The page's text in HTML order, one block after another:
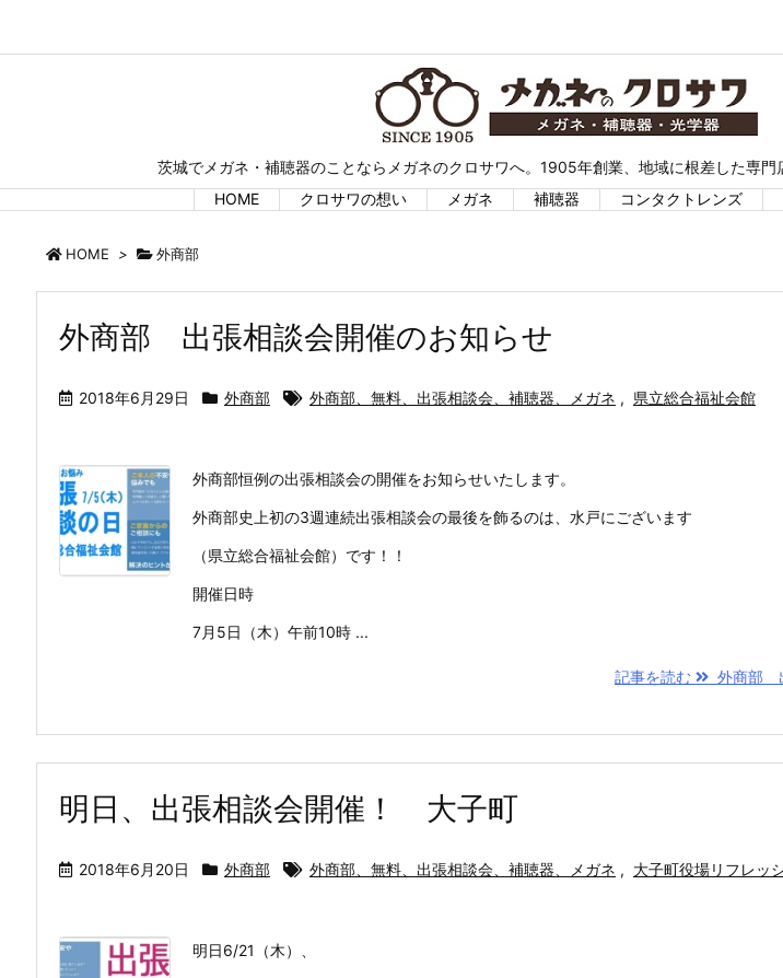
茨城でメガネ・補聴器のことならメガネのクロサワへ。1905年創業、地域に根差した専
HOME
クロサワの想い メガネ 補聴器 コンタクトレンズ
HOME > 外商部
外商部 出張相談会開催のお知らせ
2018年6月29日 外商部 外商部、無料、出張相談会、補聴器、メガネ , 県立総合福祉会館
外商部恒例の出張相談会の開催をお知らせいたします。
外商部史上初の3週連続出張相談会の最後を飾るのは、水戸にございます
（県立総合福祉会館）です！！
開催日時
7月5日（木）午前10時 ...
記事を読む 外商部
明日、出張相談会開催！ 大子町
2018年6月20日 外商部 外商部、無料、出張相談会、補聴器、メガネ , 大子町役場リフレッ
明日6/21（木）、